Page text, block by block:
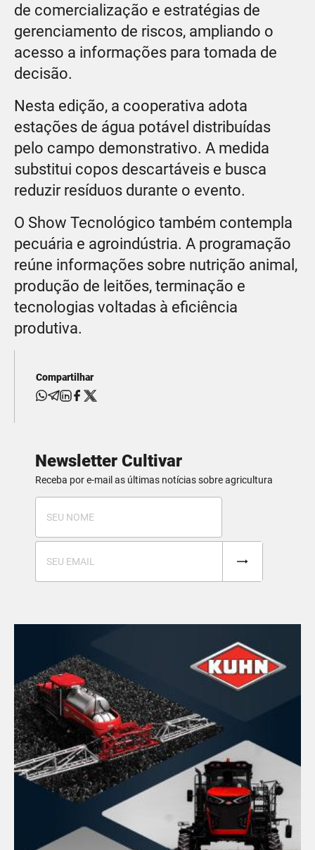
de comercialização e estratégias de
gerenciamento de riscos, ampliando o
acesso a informações para tomada de
decisão.
Nesta edição, a cooperativa adota
estações de água potável distribuídas
pelo campo demonstrativo. A medida
substitui copos descartáveis e busca
reduzir resíduos durante o evento.
O Show Tecnológico também contempla
pecuária e agroindústria. A programação
reúne informações sobre nutrição animal,
produção de leitões, terminação e
tecnologias voltadas à eficiência
produtiva.
Compartilhar
Newsletter Cultivar
Receba por e-mail as últimas notícias sobre agricultura